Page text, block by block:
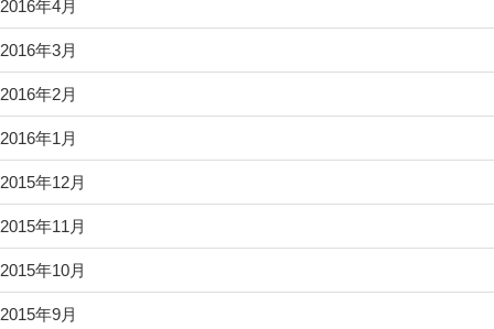
2016年4月
2016年3月
2016年2月
2016年1月
2015年12月
2015年11月
2015年10月
2015年9月